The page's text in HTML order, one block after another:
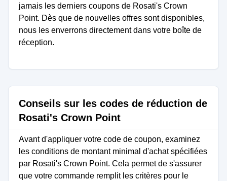
jamais les derniers coupons de Rosati's Crown
Point. Dès que de nouvelles offres sont disponibles,
nous les enverrons directement dans votre boîte de
réception.
Conseils sur les codes de réduction de
Rosati's Crown Point
Avant d'appliquer votre code de coupon, examinez
les conditions de montant minimal d'achat spécifiées
par Rosati's Crown Point. Cela permet de s'assurer
que votre commande remplit les critères pour le